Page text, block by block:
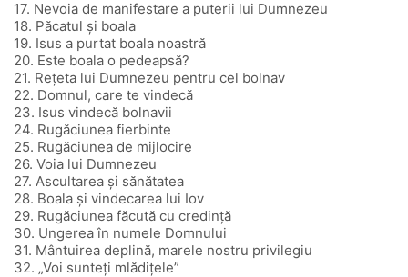
17. Nevoia de manifestare a puterii lui Dumnezeu
18. Păcatul și boala
19. Isus a purtat boala noastră
20. Este boala o pedeapsă?
21. Rețeta lui Dumnezeu pentru cel bolnav
22. Domnul, care te vindecă
23. Isus vindecă bolnavii
24. Rugăciunea fierbinte
25. Rugăciunea de mijlocire
26. Voia lui Dumnezeu
27. Ascultarea și sănătatea
28. Boala și vindecarea lui Iov
29. Rugăciunea făcută cu credință
30. Ungerea în numele Domnului
31. Mântuirea deplină, marele nostru privilegiu
32. „Voi sunteți mlădițele”